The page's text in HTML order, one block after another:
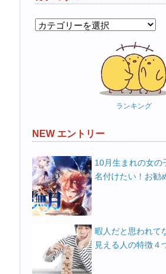
カ
ランキング
NEW エントリー
10月生まれの女の
名付けたい！お勧
暇人だと思われて
見える人の特徴４